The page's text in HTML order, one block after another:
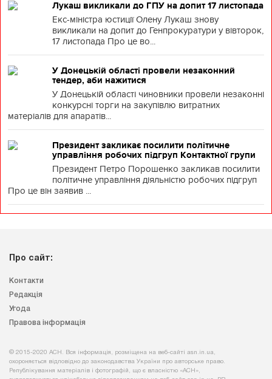
Лукаш викликали до ГПУ на допит 17 листопада
Екс-міністра юстиції Олену Лукаш знову
викликали на допит до Генпрокуратури у вівторок,
17 листопада Про це во...
У Донецькій області провели незаконний
тендер, аби нажитися
У Донецькій області чиновники провели незаконні
конкурсні торги на закупівлю витратних
матеріалів для апаратів...
Президент закликає посилити політичне
управління робочих підгруп Контактної групи
Президент Петро Порошенко закликав посилити
політичне управління діяльністю робочих підгруп
Про це він заявив ...
Про сайт:
Контакти
Редакція
Угода
Правова інформація
© 2015-2020 АСН. Вся інформація, розміщена на веб-сайті asn.in.ua,
охороняється відповідно до законодавства України про авторське право.
Републікування матеріалів і фотографій, що є власністю «АСН»,